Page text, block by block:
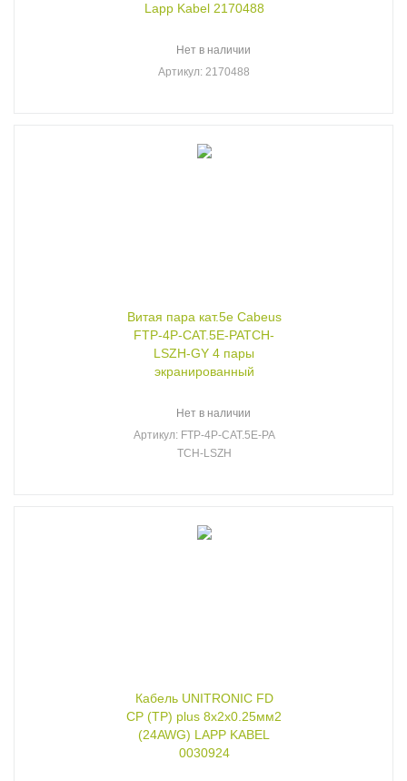
Lapp Kabel 2170488
Нет в наличии
Артикул: 2170488
Витая пара кат.5e Cabeus
FTP-4P-CAT.5E-PATCH-
LSZH-GY 4 пары
экранированный
Нет в наличии
Артикул: FTP-4P-CAT.5E-PA
TCH-LSZH
Кабель UNITRONIC FD
CP (TP) plus 8x2x0.25мм2
(24AWG) LAPP KABEL
0030924